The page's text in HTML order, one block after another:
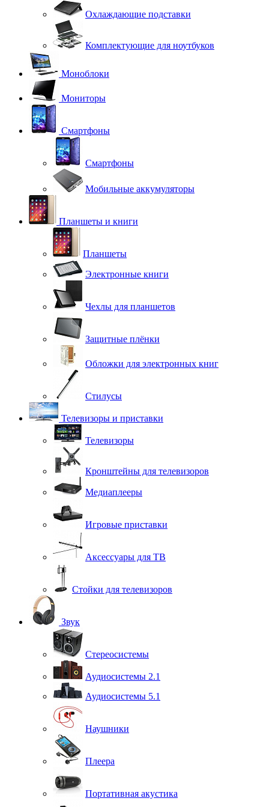
Охлаждающие подставки
Комплектующие для ноутбуков
Моноблоки
Мониторы
Смартфоны
Смартфоны
Мобильные аккумуляторы
Планшеты и книги
Планшеты
Электронные книги
Чехлы для планшетов
Защитные плёнки
Обложки для электронных книг
Стилусы
Телевизоры и приставки
Телевизоры
Кронштейны для телевизоров
Медиаплееры
Игровые приставки
Аксессуары для ТВ
Стойки для телевизоров
Звук
Стереосистемы
Аудиосистемы 2.1
Аудиосистемы 5.1
Наушники
Плеера
Портативная акустика